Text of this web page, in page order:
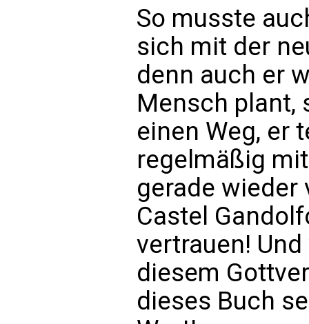
So musste
sich mit der
denn auch er
Mensch plant,
einen Weg, er
regelmäßig
gerade wieder
Castel
vertrauen!
diesem
dieses Buch